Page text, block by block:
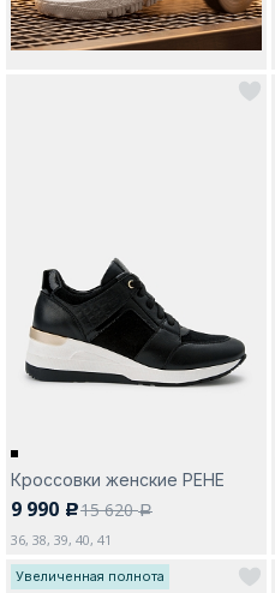
Кроссовки женские РЕНЕ
9 990 c15 620a
36, 38, 39, 40, 41
Увеличенная полнота